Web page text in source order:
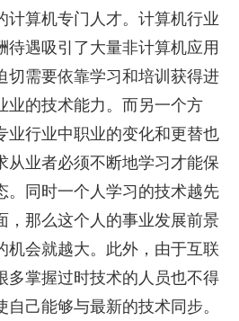
计算机专门人才。计算机行业
待遇吸引了大量非计算机应用
切需要依靠学习和培训获得进
业的技术能力。而另一个方
业行业中职业的变化和更替也
从业者必须不断地学习才能保
。同时一个人学习的技术越先
，那么这个人的事业发展前景
机会就越大。此外，由于互联
多掌握过时技术的人员也不得
己能够与最新的技术同步。